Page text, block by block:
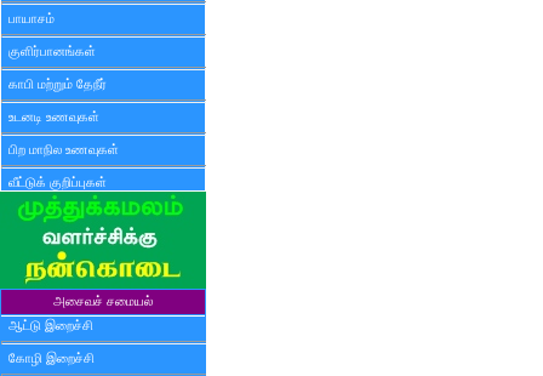
பாயாசம்
குளிர்பானங்கள்
காபி மற்றும் தேநீர்
உடனடி உணவுகள்
பிற மாநில உணவுகள்
வீட்டுக் குறிப்புகள்
அசைவச் சமையல்
ஆட்டு இறைச்சி
கோழி இறைச்சி